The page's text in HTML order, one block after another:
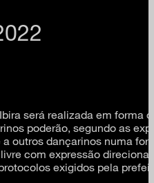
será realizada em forma
poderão, segundo as
outros dançarinos numa
com expressão
exigidos pela